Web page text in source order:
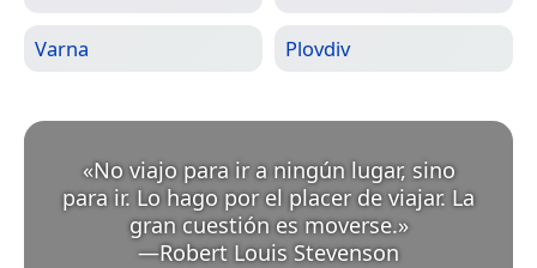
Varna Plovdiv
«No viajo para ir a ningún lugar, sino
para ir. Lo hago por el placer de viajar. La
gran cuestión es moverse. »
—Robert Louis Stevenson